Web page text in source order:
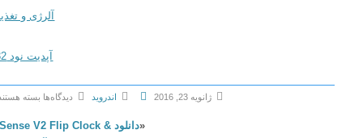
آلرژی و تغذیه
آپدیت نود 32
ژانویه 23, 2016 اندروید
دیدگاه‌ها
ر
بسته هستند
دانلود Sense V2 Flip Clock &